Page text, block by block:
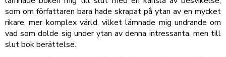
som om författaren bara hade skrapat på ytan av en mycket
rikare, mer komplex värld, vilket lämnade mig undrande om
vad som dolde sig under ytan av denna intressanta, men till
slut bok berättelse.